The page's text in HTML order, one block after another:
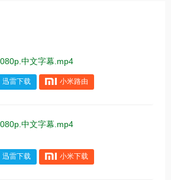
中文字幕.mp4
迅雷下载 小米路由
中文字幕.mp4
迅雷下载 小米下载